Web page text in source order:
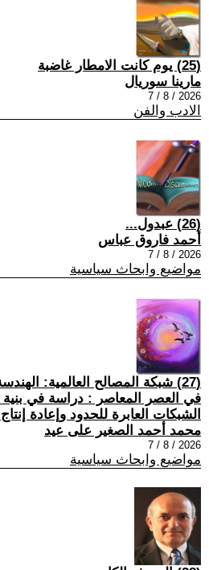
(25) يوم كانت الامطار غاضبة
مارينا سوريال
2026 / 8 / 7
الادب والفن
(26) عبدول...
أحمد فاروق عباس
2026 / 8 / 7
مواضيع وابحاث سياسية
(27) شبكة المصالح العالمية:
في العصر المعاصر : دراسة في
الشبكات العابرة للحدود وإعادة إنتاج
محمد أحمد الصغير على عيد
2026 / 8 / 7
مواضيع وابحاث سياسية